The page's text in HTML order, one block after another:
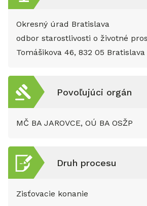
Okresný úrad Bratislava
odbor starostlivosti o životné
Tomášikova 46, 832 05 Bratislava
Povoľujúci orgán
MČ BA JAROVCE, OÚ BA OSŽP
Druh procesu
Zisťovacie konanie